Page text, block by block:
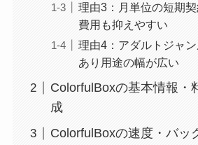
理由3：月単位の短期
費用も抑えやすい
理由4：アダルトジャ
あり用途の幅が広い
ColorfulBoxの基本情報・
成
ColorfulBoxの速度・バッ